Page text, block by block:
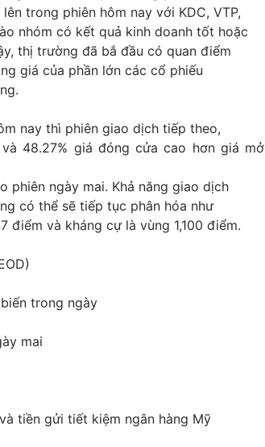
trong phiên hôm nay với KDC, VTP,
nhóm có kết quả kinh doanh tốt hoặc
thị trường đã bắ đầu có quan điểm
giá của phần lớn các cổ phiếu
nay thì phiên giao dịch tiếp theo,
48.27% giá đóng cửa cao hơn giá mở
phiên ngày mai. Khả năng giao dịch
có thể sẽ tiếp tục phân hóa như
điểm và kháng cự là vùng 1,100 điểm.
trong ngày
mai
tiền gửi tiết kiệm ngân hàng Mỹ